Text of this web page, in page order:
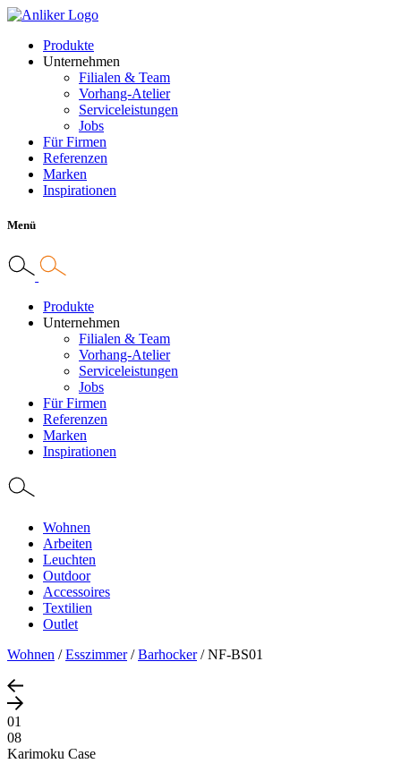
Produkte
Unternehmen
Filialen & Team
Vorhang-Atelier
Serviceleistungen
Jobs
Für Firmen
Referenzen
Marken
Inspirationen
Menü
Produkte
Unternehmen
Filialen & Team
Vorhang-Atelier
Serviceleistungen
Jobs
Für Firmen
Referenzen
Marken
Inspirationen
Wohnen
Arbeiten
Leuchten
Outdoor
Accessoires
Textilien
Outlet
Wohnen /Esszimmer/Barhocker/NF-BS01
01
08
Karimoku Case